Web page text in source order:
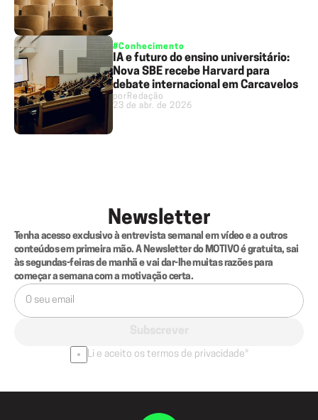
#Conhecimento
IA e futuro do ensino universitário:
Nova SBE recebe Harvard para
debate internacional em Carcavelos
por Redação
23 de abr. de 2026
Newsletter
Tenha acesso exclusivo à entrevista semanal em vídeo e a outros
conteúdos em primeira mão. A Newsletter do MOTIVO é gratuita, sai
às segundas-feiras de manhã e vai dar-lhe muitas razões para
começar a semana com a motivação certa.
Li e aceito os termos de privacidade*